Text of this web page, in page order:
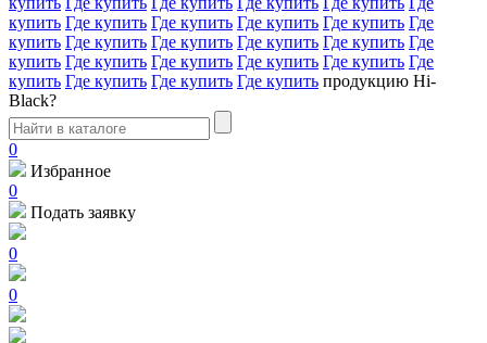
купить Где купить Где купить Где купить Где купить Где
купить Где купить Где купить Где купить Где купить Где
купить Где купить Где купить Где купить Где купить Где
купить Где купить Где купить Где купить продукцию Hi-
Black?
0
Избранное
0
Подать заявку
0
0